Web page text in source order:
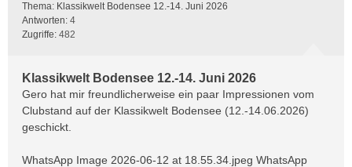
Thema: Klassikwelt Bodensee 12.-14. Juni 2026
Antworten: 4
Zugriffe: 482
Klassikwelt Bodensee 12.-14. Juni 2026
Gero hat mir freundlicherweise ein paar Impressionen vom
Clubstand auf der Klassikwelt Bodensee (12.-14.06.2026)
geschickt.
WhatsApp Image 2026-06-12 at 18.55.34.jpeg WhatsApp